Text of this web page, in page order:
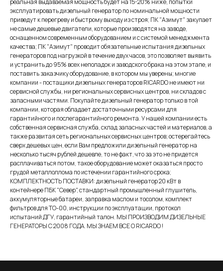
реальная выдаваемая мощность будет на 15-20% ниже, попытки
эксплуатировать дизельный генератор по номинальной мощности
приведут к перегреву и быстрому выходу из строя; ПК "Азимут" закупает
не самые дешевые двигатели, которые производятся на заводе,
оснащенном современным оборудованием и с системой менеджмента
качества; ПК "Азимут" проводит обязательные испытания дизельных
генераторов под нагрузкой в течение двух часов, это позволяет выявить
и устранить до 95% всех неполадок и заводского брака на этом этапе, и
поставить заказчику оборудование, в котором мы уверены; многие
компании - постащики дизельных генераторов RICARDO не имеют ни
сервисной службы, ни региональных сервисных центров, ни складов с
запасными частями. Покупайте дизельный генератор только в той
компании, которая обладает достаточными ресурсами для
гарантийного и послегарантийного ремонта. У нашей компании есть
собственная сервисная служба, склад запасных частей и материалов, а
также развитая сеть региональных сервисных центров; остерегайтесь
сверх дешевых цен, если Вам предложили дизельный генератор на
несколько тысяч рублей дешевле, то не факт, что за это не придется
расплачиваться потом, такое оборудование может оказаться просто
грудой металлоллома по истечении гарантийного срока;
КОМПЛЕКТНОСТЬ ПОСТАВКИ: дизельный генератор 20 кВт в
контейнере ПБК "Север", стандартный промышленный глушитель,
аккумуляторные батареи, заправка маслом и тосолом, комплект
фильтров для ТО-00, инструкции по эксплуатации, протокол
испытаний ДГУ, гарантийный талон. МЫ ПРОИЗВОДИМ ДИЗЕЛЬНЫЕ
ГЕНЕРАТОРЫ С 2008 ГОДА. МЫ ЗНАЕМ ВСЕ О RICARDO !